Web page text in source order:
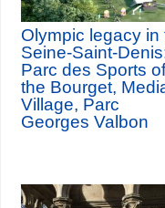
Olympic legacy in
Seine-Saint-
Parc des Sports of
the Bourget,
Village, Parc
Georges Valbon